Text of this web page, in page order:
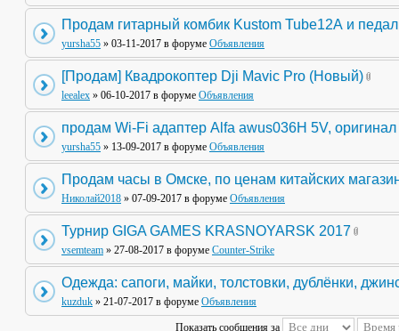
Продам гитарный комбик Kustom Tube12А и
yursha55 » 03-11-2017 в форуме Объявления
[Продам] Квадрокоптер Dji Mavic Pro (Новый)
leealex » 06-10-2017 в форуме Объявления
продам Wi-Fi адаптер Alfa awus036H 5V, оригинал
yursha55 » 13-09-2017 в форуме Объявления
Продам часы в Омске, по ценам китайских
Николай2018 » 07-09-2017 в форуме Объявления
Турнир GIGA GAMES KRASNOYARSK 2017
vsemteam » 27-08-2017 в форуме Counter-Strike
Одежда: сапоги, майки, толстовки, дублёнки,
kuzduk » 21-07-2017 в форуме Объявления
Показать сообщения за